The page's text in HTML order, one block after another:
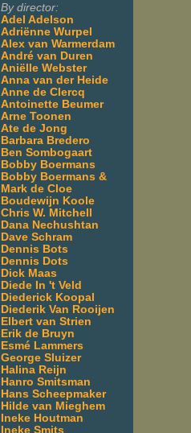
By director:
Adel Adelson
Adriënne Wurpel
Alex van Warmerdam
André van Duren
Aniëlle Webster
Anna van der Heide
Anne de Clercq
Antoinette Beumer
Arne Toonen
Ate de Jong
Barbara Bredero
Ben Sombogaart
Bobby Boermans
Bobby Boermans &
Mark de Cloe
Boudewijn Koole
Chris W. Mitchell
Dana Nechushtan
Dave Schram
Dennis Bots
Dennis Dots
Dick Maas
Diede In 't Veld
Diederick Koopal
Diederik Van Rooijen
Elbert van Strien
Erik de Bruyn
Esmé Lammers
George Sluizer
Halina Reijn
Hanro Smitsman
Hans Scheepmaker
Hilde van Mieghem
Ineke Houtman
Ineke Smits